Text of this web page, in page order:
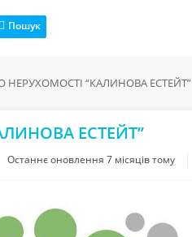
Пошук
НЕРУХОМОСТІ “КАЛИНОВА ЕСТЕЙТ”
ЕСТЕЙТ”
Останнє оновлення 7 місяців тому